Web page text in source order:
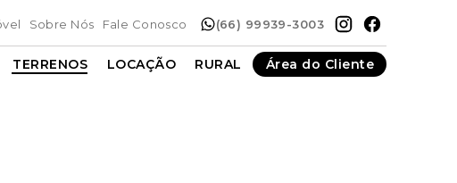
Sobre Nós Fale Conosco (66) 99939-3003
TERRENOS LOCAÇÃO RURAL Área do Cliente